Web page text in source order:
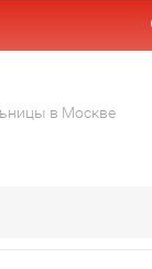
в Москве